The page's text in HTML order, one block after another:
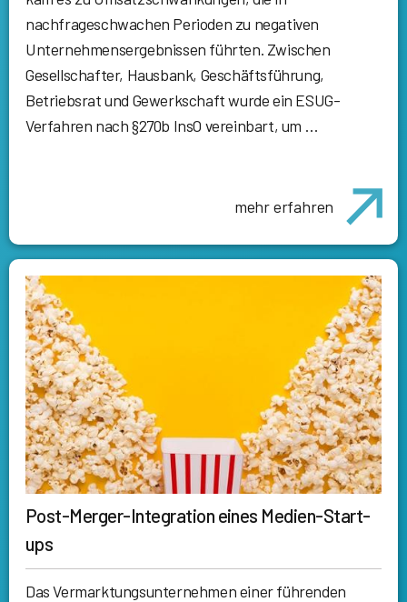
nachfrageschwachen Perioden zu negativen
Unternehmensergebnissen führten. Zwischen
Gesellschafter, Hausbank, Geschäftsführung,
Betriebsrat und Gewerkschaft wurde ein ESUG-
Verfahren nach §270b InsO vereinbart, um …
mehr erfahren
Post-Merger-Integration eines Medien-Start-
ups
Das Vermarktungsunternehmen einer führenden